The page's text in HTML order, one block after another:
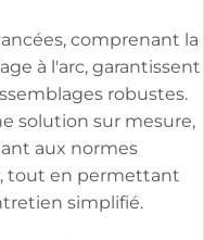
comprenant la
à l'arc, garantissent
robustes.
solution sur mesure,
aux normes
tout en permettant
simplifié.